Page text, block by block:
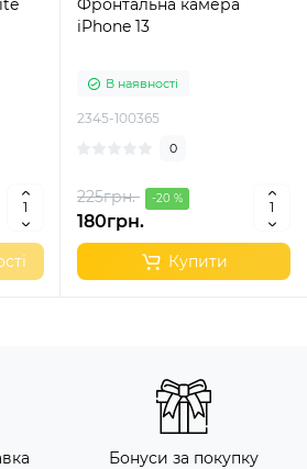
Фронтальна камера
iPhone 13
В наявності
2345-100365
0
225грн. -20 %
180грн.
Купити
Бонуси за покупку